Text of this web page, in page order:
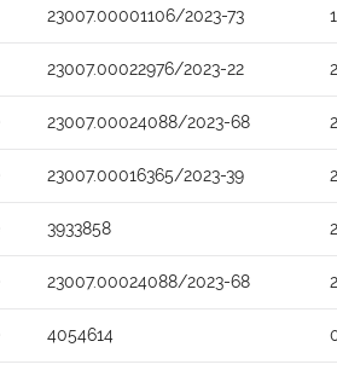
23007.00001106/2023-73
23007.00022976/2023-22
23007.00024088/2023-68
23007.00016365/2023-39
3933858
23007.00024088/2023-68
4054614